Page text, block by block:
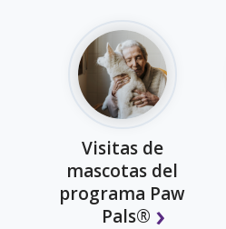
Visitas de
mascotas del
programa Paw
Pals®